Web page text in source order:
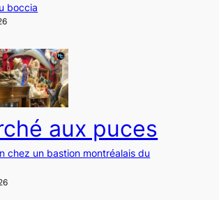
boccia
aux puces
chez un bastion montréalais du